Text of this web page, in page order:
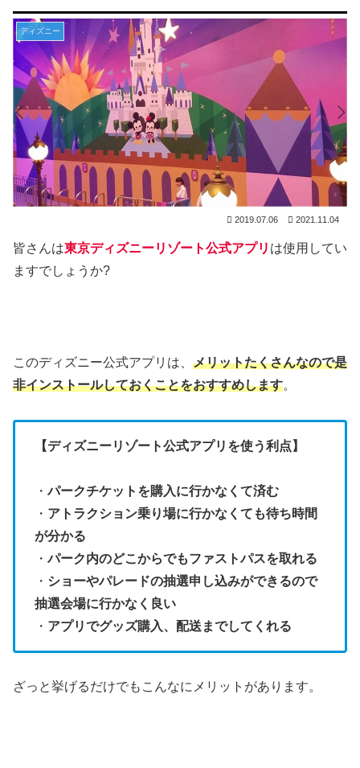
ディズニー
2019.07.06 2021.11.04
皆さんは東京ディズニーリゾート公式アプリ は使用してい
ますでしょうか?
このディズニー公式アプリは、 メリットたくさんなので是
非インストールしておくことをおすすめします。
【ディズニーリゾート公式アプリを使う利点】
・パークチケットを購入に行かなくて済む
・ アトラクション乗り場に行かなくても待ち時間
が分かる
・パーク内のどこからでもファストパスを取れる
・ ショーやパレードの抽選申し込みができるので
抽選会場に行かなく良い
・ アプリでグッズ購入、配送までしてくれる
ざっと挙げるだけでもこんなにメリットがあります。